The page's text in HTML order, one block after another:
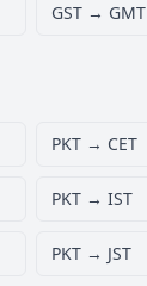
GST → GMT
PKT → CET
PKT → IST
PKT → JST